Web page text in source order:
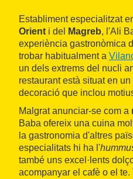
Establiment especialitzat
Orient i del Magreb, l'Ali
experiència gastronòmica
trobar habitualment a
un dels extrems del nucli
restaurant està situat en
decoració que inclou
Malgrat anunciar-se com a
Baba ofereix una cuina
la gastronomia d'altres
especialitats hi ha l'
també uns excel·lents
acompanyar el cafè o el